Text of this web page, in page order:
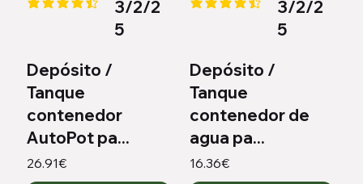
la calificación promedio es 4.4 de 5
3/2/2
5
Depósito /
Tanque
contenedor
AutoPot pa...
26.91€
la calificación promedio es 4.6
3/2/2
5
Depósito /
Tanque
contenedor de
agua pa...
16.36€